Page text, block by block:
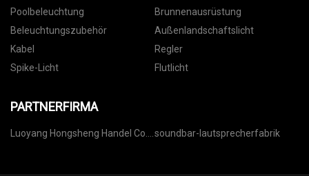
Poolbeleuchtung
Brunnenausrüstung
Beleuchtungszubehör
Außenlandschaftslicht
Kabel
Regler
Spike-Licht
Flutlicht
PARTNERFIRMA
Luoyang Hongsheng Handel Co.,
soundbar-lautsprecherfabrik